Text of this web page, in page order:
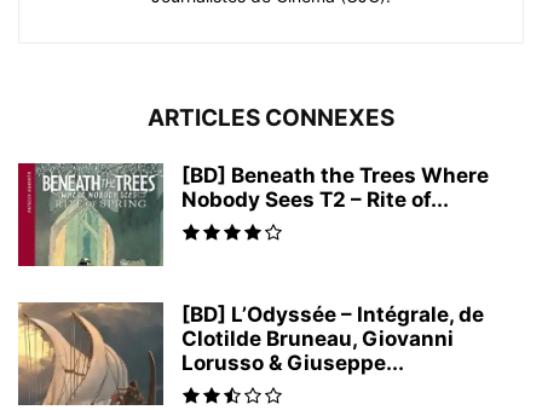
ARTICLES CONNEXES
[BD] Beneath the Trees Where
Nobody Sees T2 – Rite of...
[BD] L’Odyssée – Intégrale, de
Clotilde Bruneau, Giovanni
Lorusso & Giuseppe...